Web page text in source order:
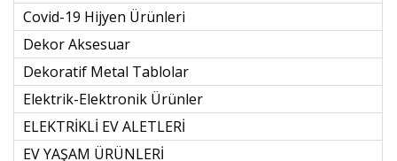
Covid-19 Hijyen Ürünleri
Dekor Aksesuar
Dekoratif Metal Tablolar
Elektrik-Elektronik Ürünler
ELEKTRİKLİ EV ALETLERİ
EV YAŞAM ÜRÜNLERİ